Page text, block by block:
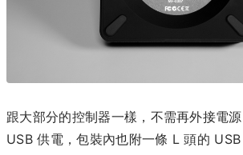
跟大部分的控制器一樣，不需再外接電
USB 供電，包裝內也附一條 L 頭的